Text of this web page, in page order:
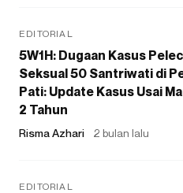
EDITORIAL
5W1H: Dugaan Kasus
Seksual 50 Santriwati di
Pati: Update Kasus Usai
2 Tahun
Risma Azhari 2 bulan lalu
EDITORIAL